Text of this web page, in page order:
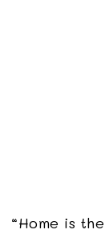
“Home is